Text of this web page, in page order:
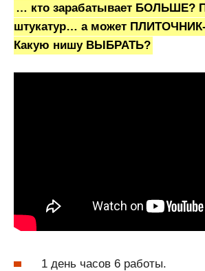
… кто зарабатывает БОЛЬШЕ?
штукатур… а может
Какую нишу ВЫБРАТЬ?
1 день часов 6 работы.